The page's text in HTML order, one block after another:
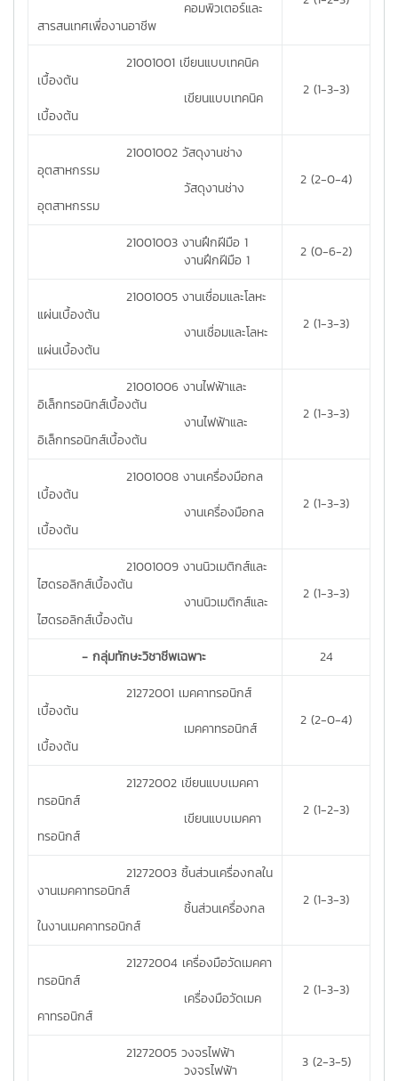
คอมพิวเตอร์และ
สารสนเทศเพื่องานอาชีพ
21001001 เขียนแบบเทคนิค
เบื้องต้น
เขียนแบบเทคนิค
เบื้องต้น
2 (1-3-3)
21001002 วัสดุงานช่าง
อุตสาหกรรม
วัสดุงานช่าง
อุตสาหกรรม
2 (2-0-4)
21001003 งานฝึกฝีมือ 1
งานฝึกฝีมือ 1
2 (0-6-2)
21001005 งานเชื่อมและโลหะ
แผ่นเบื้องต้น
งานเชื่อมและโลหะ
แผ่นเบื้องต้น
2 (1-3-3)
21001006 งานไฟฟ้าและ
อิเล็กทรอนิกส์เบื้องต้น
งานไฟฟ้าและ
อิเล็กทรอนิกส์เบื้องต้น
2 (1-3-3)
21001008 งานเครื่องมือกล
เบื้องต้น
งานเครื่องมือกล
เบื้องต้น
2 (1-3-3)
21001009 งานนิวเมติกส์และ
ไฮดรอลิกส์เบื้องต้น
งานนิวเมติกส์และ
ไฮดรอลิกส์เบื้องต้น
2 (1-3-3)
- กลุ่มทักษะวิชาชีพเฉพาะ
24
21272001 เมคคาทรอนิกส์
เบื้องต้น
เมคคาทรอนิกส์
เบื้องต้น
2 (2-0-4)
21272002 เขียนแบบเมคคา
ทรอนิกส์
เขียนแบบเมคคา
ทรอนิกส์
2 (1-2-3)
21272003 ชิ้นส่วนเครื่องกลใน
งานเมคคาทรอนิกส์
ชิ้นส่วนเครื่องกล
ในงานเมคคาทรอนิกส์
2 (1-3-3)
21272004 เครื่องมือวัดเมคคา
ทรอนิกส์
เครื่องมือวัดเมค
คาทรอนิกส์
2 (1-3-3)
21272005 วงจรไฟฟ้า
วงจรไฟฟ้า
3 (2-3-5)